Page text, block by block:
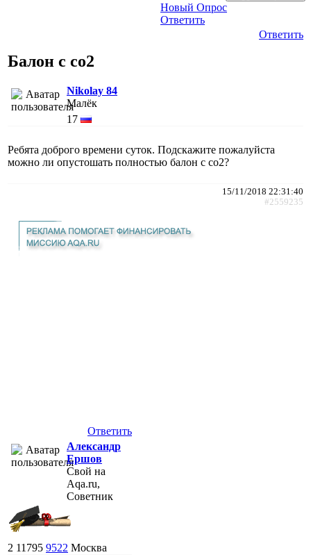
Новый Опрос
Ответить
Ответить
Балон с co2
Nikolay 84
Малёк
17
Ребята доброго времени суток. Подскажите пожалуйста
можно ли опустошать полностью балон с co2?
15/11/2018 22:31:40
#2559235
Ответить
Александр
Ершов
Свой на
Aqa.ru,
Советник
2 11795 9522 Москва